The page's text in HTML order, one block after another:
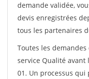
demande validée,
devis enregistrées
tous les partenaires
Toutes les
service Qualité avant
01. Un processus